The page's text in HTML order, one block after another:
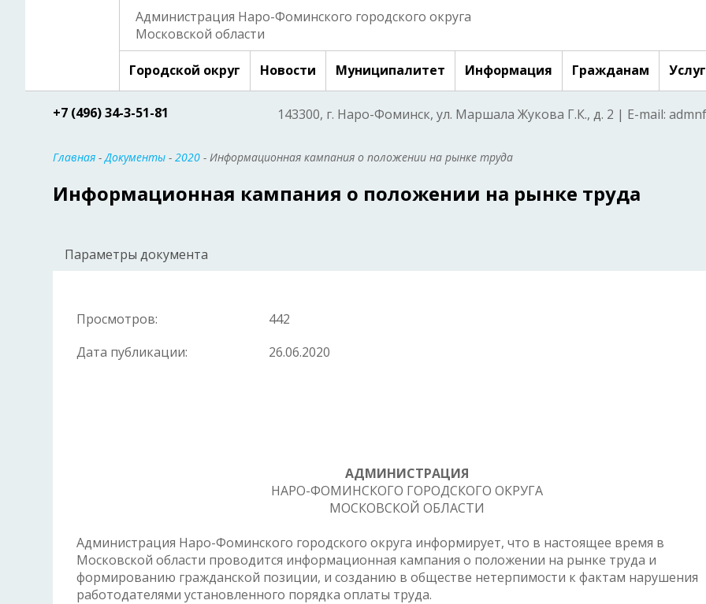
Администрация Наро-Фоминского городского округа
Московской области
Городской округ Новости Муниципалитет Информация Гражданам
+7 (496) 34-3-51-81 143300, г. Наро-Фоминск, ул. Маршала Жукова Г.К., д. 2 | E-mail:
Главная -Документы - 2020 - Информационная кампания о положении на рынке труда
Информационная кампания о положении на рынке труда
Параметры документа
Просмотров:
442
Дата публикации:
26.06.2020
АДМИНИСТРАЦИЯ
НАРО-ФОМИНСКОГО ГОРОДСКОГО ОКРУГА
МОСКОВСКОЙ ОБЛАСТИ
Администрация Наро-Фоминского городского округа информирует, что в настоящее время в
Московской области проводится информационная кампания о положении на рынке труда и
формированию гражданской позиции, и созданию в обществе нетерпимости к фактам нарушения
работодателями установленного порядка оплаты труда.